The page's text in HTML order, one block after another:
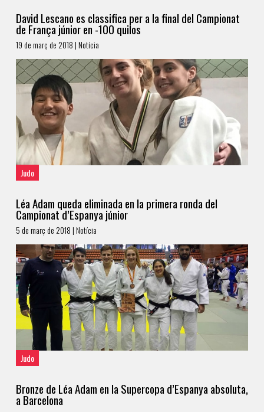
David Lescano es classifica per a la final del Campionat
de França júnior en -100 quilos
19 de març de 2018 | Notícia
Judo
Léa Adam queda eliminada en la primera ronda del
Campionat d’Espanya júnior
5 de març de 2018 | Notícia
Judo
Bronze de Léa Adam en la Supercopa d’Espanya absoluta,
a Barcelona